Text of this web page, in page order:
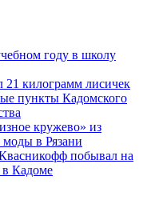
году в школу
21 килограмм лисичек
пункты Кадомского
кружево» из
моды в Рязани
побывал на
в Кадоме